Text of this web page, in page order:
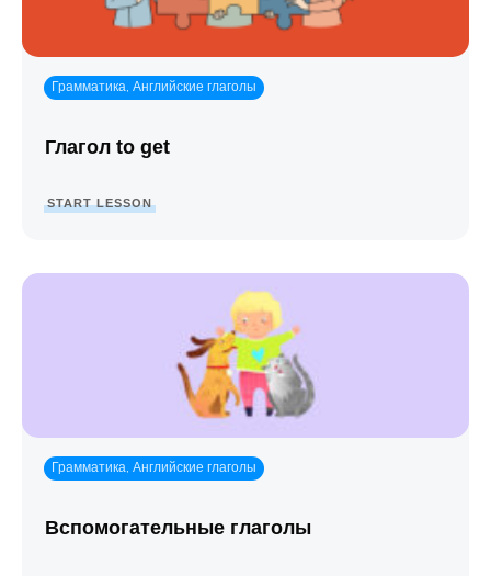
Грамматика, Английские глаголы
Глагол to get
START LESSON
Грамматика, Английские глаголы
Вспомогательные глаголы